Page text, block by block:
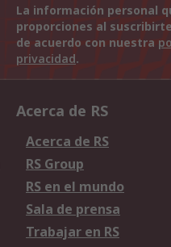
La información personal
proporciones al
de acuerdo con nuestra
privacidad.
Acerca de RS
Acerca de RS
RS Group
RS en el mundo
Sala de prensa
Trabajar en RS